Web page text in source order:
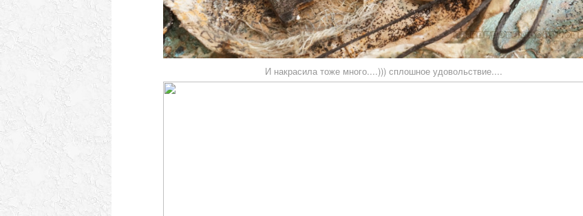
И накрасила тоже много....))) сплошное удовольствие....